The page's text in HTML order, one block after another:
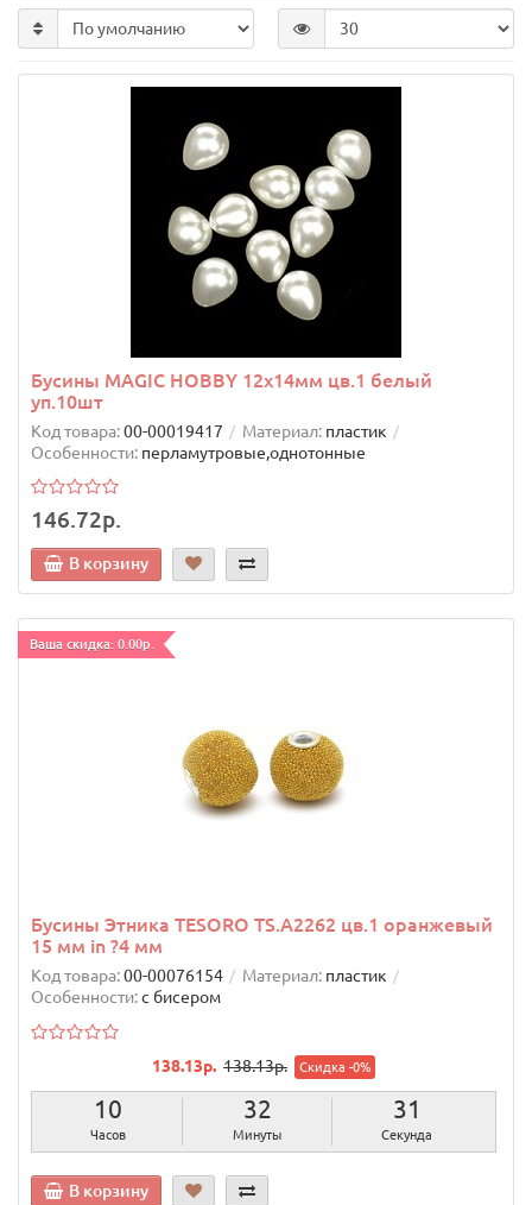
Бусины MAGIC HOBBY 12х14мм цв.1 белый
уп.10шт
Код товара:00-00019417 Материал: пластик
Особенности: перламутровые,однотонные
146.72р.
В корзину
Ваша скидка: 0.00р.
Бусины Этника TESORO TS.A2262 цв.1 оранжевый
15 мм in ?4 мм
Код товара:00-00076154 Материал: пластик
Особенности:с бисером
138.13р. 138.13р. Скидка -0%
10
Часов
32
Минуты
30
Секунд
В корзину